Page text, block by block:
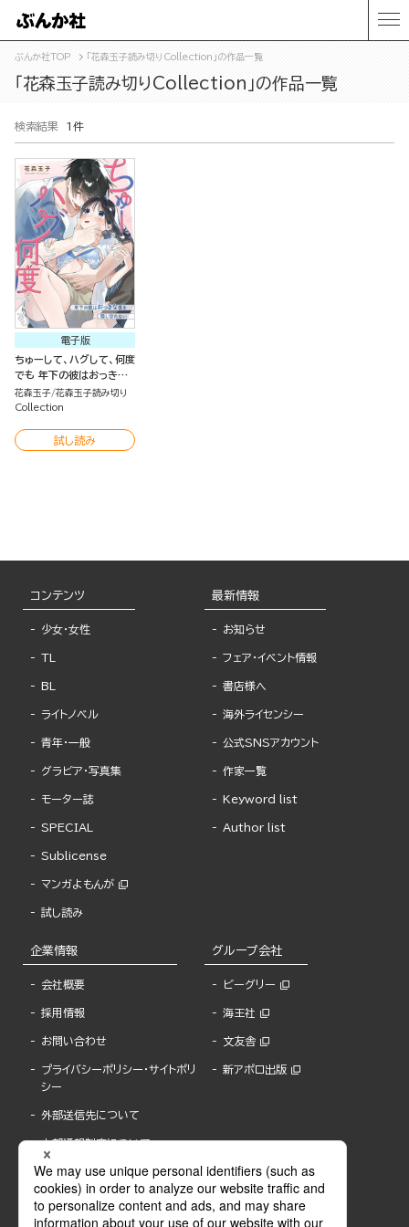
ぶんか社TOP 「花森玉子読み切りCollection」の作品一覧
「花森玉子読み切りCollection」の作品一覧
検索結果 1件
電子版
ちゅーして、ハグして、何度
でも 年下の彼はおっきな
愛を隠し切れない（単話版）
花森玉子 花森玉子読み切り
Collection
試し読み
コンテンツ
少女・女性
TL
BL
ライトノベル
青年・一般
グラビア・写真集
モーター誌
SPECIAL
Sublicense
マンガよもんが
試し読み
最新情報
お知らせ
フェア・イベント情報
書店様へ
海外ライセンシー
公式SNSアカウント
作家一覧
Keyword list
Author list
企業情報
会社概要
採用情報
お問い合わせ
プライバシーポリシー・サイトポリ
シー
外部送信先について
内部通報制度について
グループ会社
ビーグリー
海王社
文友舎
新アポロ出版